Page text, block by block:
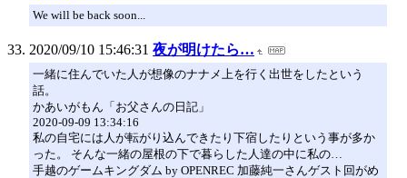
We will be back soon...
2020/09/10 15:46:31 夜が明けたら…
一緒に住んでいた人が想像のナナメ上を行く出世をしたという
話。
かあいがもん「お父さんの日記」
2020-09-09 13:34:16
私の自宅には人が転がり込んできたり下宿したりという事が多か
った。 そんな一緒の屋根の下で暮らした人達の中に私の…
手越のゲームキングダム by OPENREC 加藤純一さんゲスト回がめ